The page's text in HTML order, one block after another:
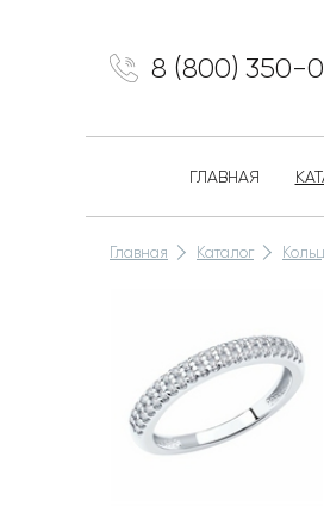
8 (800) 350-
ГЛАВНАЯ
Главная Каталог